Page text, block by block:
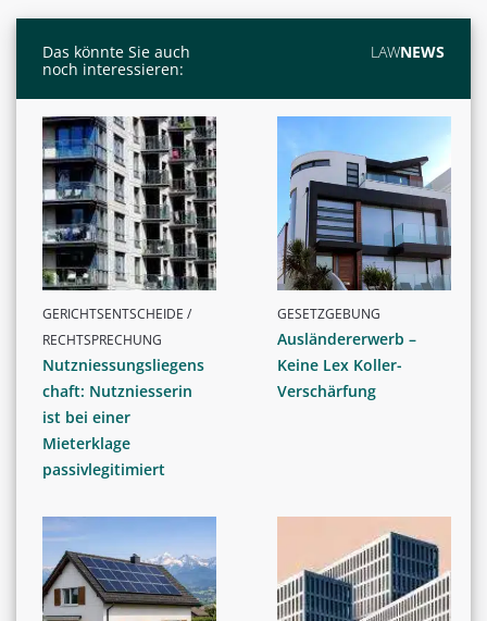
Das könnte Sie auch
noch interessieren:
LAWNEWS
GERICHTSENTSCHEIDE /
RECHTSPRECHUNG
Nutzniessungsliegens
chaft: Nutzniesserin
ist bei einer
Mieterklage
passivlegitimiert
GESETZGEBUNG
Ausländererwerb –
Keine Lex Koller-
Verschärfung